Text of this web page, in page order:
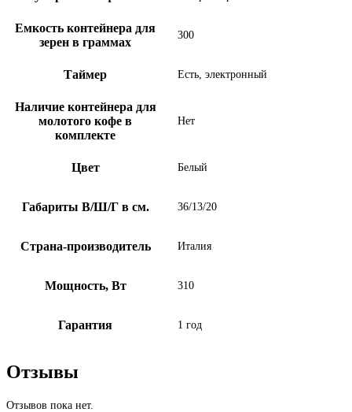
Емкость контейнера для
зерен в граммах
300
Таймер Есть, электронный
Наличие контейнера для
молотого кофе в
комплекте
Нет
Цвет Белый
Габариты В/Ш/Г в см. 36/13/20
Страна-производитель Италия
Мощность, Вт 310
Гарантия 1 год
Отзывы
Отзывов пока нет.